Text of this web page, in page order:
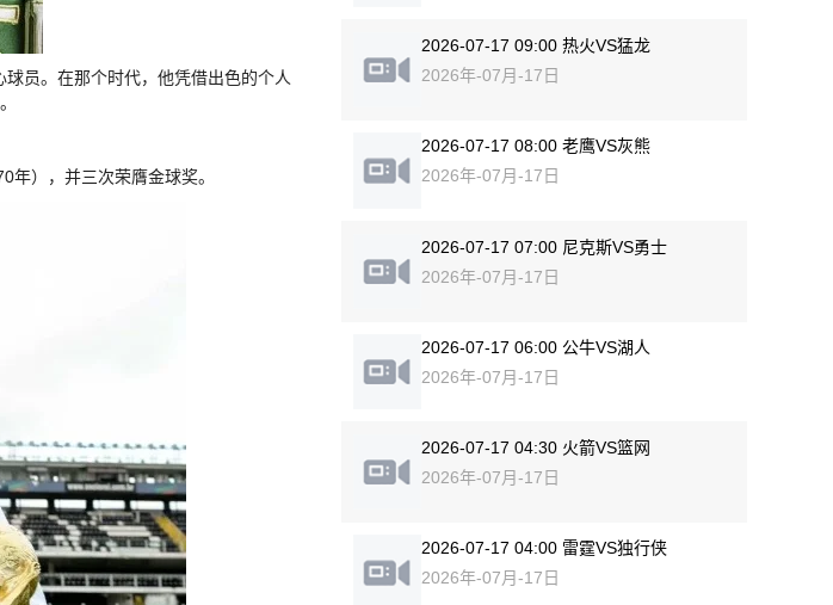
员。在那个时代，他凭借出色的个人
），并三次荣膺金球奖。
2026-07-17 09:00 热火VS猛龙
2026年-07月-17日
2026-07-17 08:00 老鹰VS灰熊
2026年-07月-17日
2026-07-17 07:00 尼克斯VS勇士
2026年-07月-17日
2026-07-17 06:00 公牛VS湖人
2026年-07月-17日
2026-07-17 04:30 火箭VS篮网
2026年-07月-17日
2026-07-17 04:00 雷霆VS独行侠
2026年-07月-17日